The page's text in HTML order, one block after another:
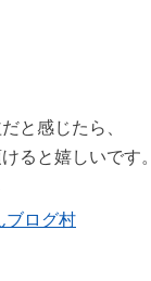
と感じたら、
ると嬉しいです。
ブログ村